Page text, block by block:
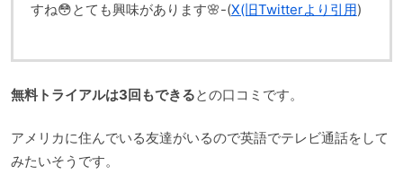
すね😳とても興味があります🌸-(X(旧Twitterより引用)
無料トライアルは3回もできるとの口コミです。
アメリカに住んでいる友達がいるので英語でテレビ通話をして
みたいそうです。